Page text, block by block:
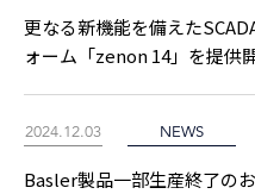
更なる新機能を備えた
ォーム「zenon 14」を提供
2024.12.03 NEWS
Basler製品一部生産終了の